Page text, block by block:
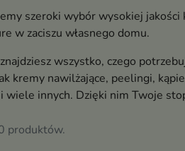
szeroki wybór wysokiej
w zaciszu własnego domu.
wszystko, czego
kremy nawilżające, peelingi,
wiele innych. Dzięki nim Twoje
produktów.